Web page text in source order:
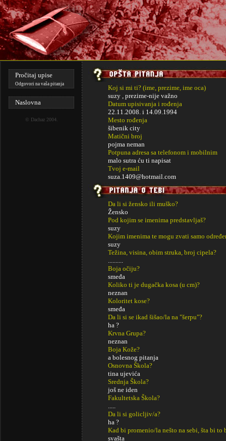
Pročitaj upise
Odgovori na vaša pitanja
Naslovna
© Dachaz2004.
Koj si mi ti? (ime, prezime, ime oca)
suzy , prezime-nije važno
Datum upisivanja i rođenja
22.11.2008. i 14.09.1994
Mesto rođenja
šibenik city
Matični broj
pojma neman
Potpuna adresa sa telefonom i mobilnim
malo sutra ću ti napisat
Tvoj e-mail
suza.1409@hotmail.com
Da li si žensko ili muško?
Žensko
Pod kojim se imenima predstavljaš?
suzy
Kojim imenima te mogu zvati samo
suzy
Težina, visina, obim struka, broj cipela?
..........
Boja očiju?
smeđa
Koliko ti je dugačka kosa (u cm)?
neznan
Koloritet kose?
smeđa
Da li si se ikad šišao/la na "šerpu"?
ha ?
Krvna Grupa?
neznan
Boja Kože?
a bolesnog pitanja
Osnovna Škola?
tina ujevića
Srednja Škola?
još ne iden
Fakultetska Škola?
.....
Da li si golicljiv/a?
ha ?
Kad bi promenio/la nešto na sebi, šta bi to
svašta